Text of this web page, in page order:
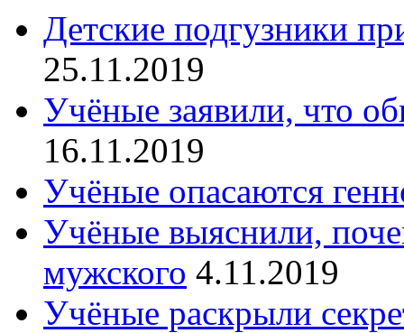
Детские подгузники
25.11.2019
Учёные заявили, что
16.11.2019
Учёные опасаются
Учёные выяснили,
мужского 4.11.2019
Учёные раскрыли